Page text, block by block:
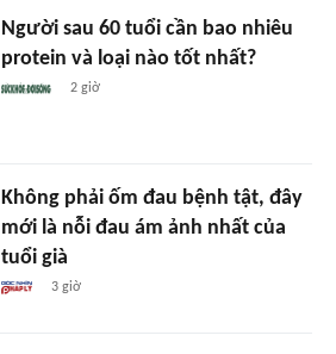
Người sau 60 tuổi cần bao nhiêu
protein và loại nào tốt nhất?
2 giờ
Không phải ốm đau bệnh tật, đây
mới là nỗi đau ám ảnh nhất của
tuổi già
3 giờ